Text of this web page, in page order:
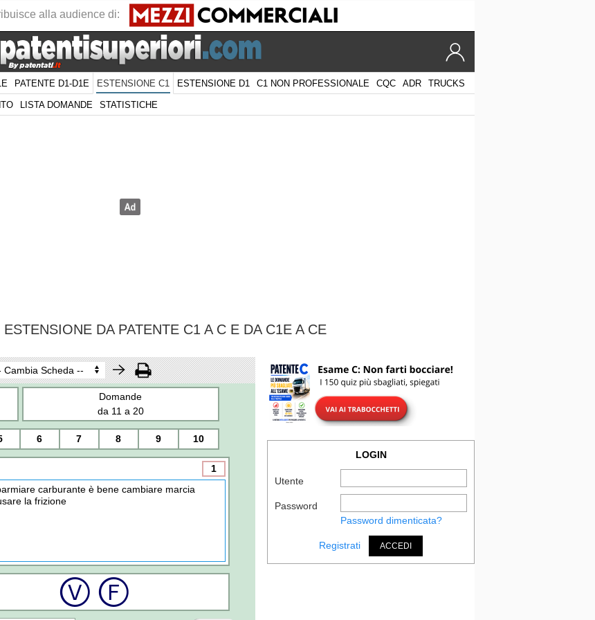
PATENTE D1-D1E ESTENSIONE C1 ESTENSIONE D1 C1 NON PROFESSIONALE CQC ADR TRUCKS
LISTA DOMANDE STATISTICHE
DA PATENTE C1 A C E DA C1E A CE
Domande
da 11 a 20
6 7 8 9 10
1
carburante è bene cambiare marcia
la frizione
LOGIN
Utente
Password
Password dimenticata?
Registrati ACCEDI
alla audience di: